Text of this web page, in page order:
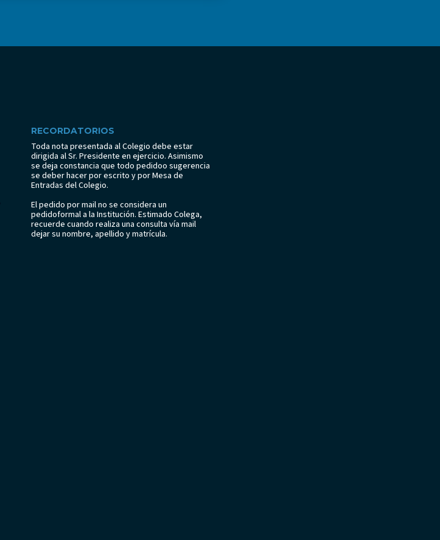
RECORDATORIOS
Toda nota presentada al Colegio debe estar
dirigida al Sr. Presidente en ejercicio. Asimismo
se deja constancia que todo pedidoo sugerencia
se deber hacer por escrito y por Mesa de
Entradas del Colegio.
El pedido por mail no se considera un
pedidoformal a la Institución. Estimado Colega,
recuerde cuando realiza una consulta vía mail
dejar su nombre, apellido y matrícula.